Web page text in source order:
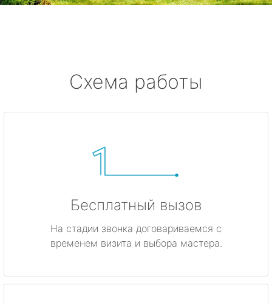
Схема работы
Бесплатный вызов
На стадии звонка договариваемся с
временем визита и выбора мастера.